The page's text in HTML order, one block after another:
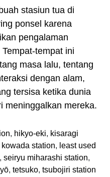
stasiun tua di
ponsel karena
pengalaman
tempat ini
masa lalu, tentang
dengan alam,
tersisa ketika dunia
meninggalkan mereka.
, hikyo-eki, kisaragi
kowada station, least used
, seiryu miharashi station,
, tetsuko, tsubojiri station